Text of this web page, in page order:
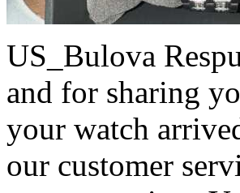
US_Bulova
and for sharing
your watch
our customer